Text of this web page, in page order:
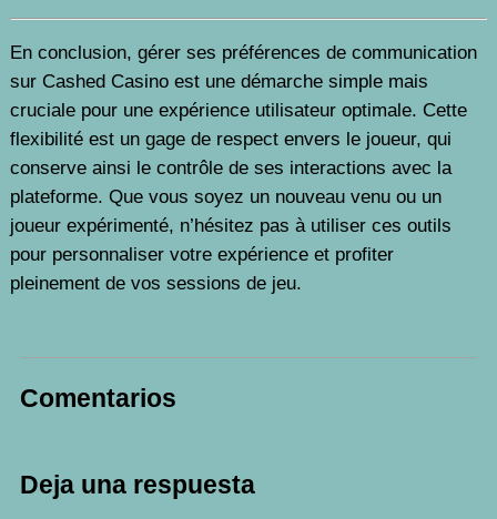
En conclusion, gérer ses préférences de communication
sur Cashed Casino est une démarche simple mais
cruciale pour une expérience utilisateur optimale. Cette
flexibilité est un gage de respect envers le joueur, qui
conserve ainsi le contrôle de ses interactions avec la
plateforme. Que vous soyez un nouveau venu ou un
joueur expérimenté, n’hésitez pas à utiliser ces outils
pour personnaliser votre expérience et profiter
pleinement de vos sessions de jeu.
Comentarios
Deja una respuesta